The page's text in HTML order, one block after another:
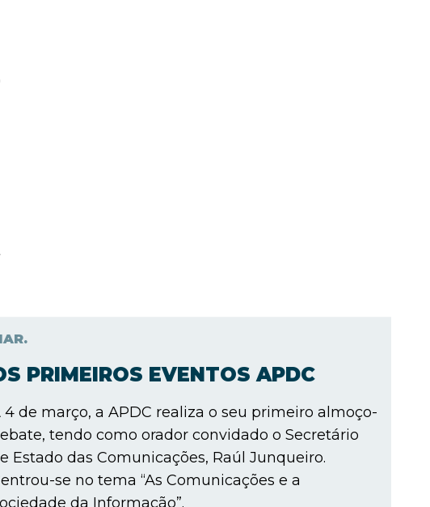
PRIMEIROS EVENTOS APDC
4 de março, a APDC realiza o seu primeiro almoço-
tendo como orador convidado o Secretário
Estado das Comunicações, Raúl Junqueiro.
se no tema “As Comunicações e a
da Informação”.